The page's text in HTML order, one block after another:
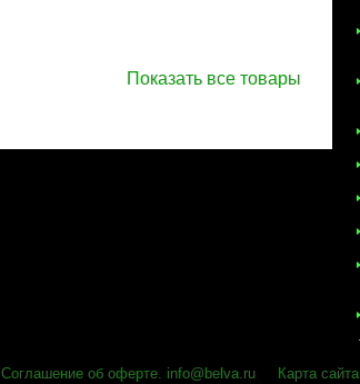
Показать все товары
Соглашение об оферте. info@belva.ru Карта сайта